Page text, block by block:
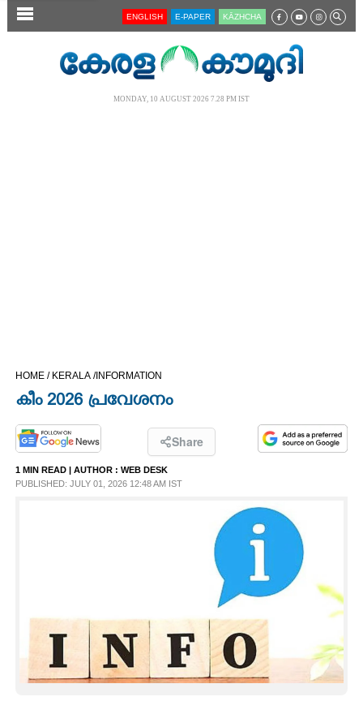
SECTIONS
CINEMA
OPINION
PHOTOS
ENGLISH E-PAPER KĀZHCHA
MONDAY, 10 AUGUST 2026 7.28 PM IST
HOME / KERALA /INFORMATION
കീം 2026 പ്രവേശനം
Share
1 MIN READ | AUTHOR : WEB DESK
PUBLISHED: JULY 01, 2026 12:48 AM IST